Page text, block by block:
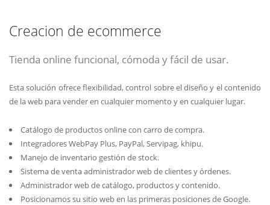
Creacion de ecommerce
Tienda online funcional, cómoda y fácil de usar.
Esta solución ofrece flexibilidad, control sobre el diseño y el contenido
de la web para vender en cualquier momento y en cualquier lugar.
Catálogo de productos online con carro de compra.
Integradores WebPay Plus, PayPal, Servipag, khipu.
Manejo de inventario gestión de stock.
Sistema de venta administrador web de clientes y órdenes.
Administrador web de catálogo, productos y contenido.
Posicionamos su sitio web en las primeras posiciones de Google.